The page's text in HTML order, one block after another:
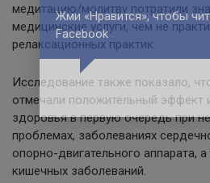
медитацию/молитву потратили
медицинские услуги, чем не
релаксационных практик.
Исследование также показало,
отмечали положительный эффект
здоровья в первую очередь при
проблемах, заболеваниях
опорно-двигательного аппарата,
кишечных заболеваний.
Жми «Нравится», чтобы
Facebook